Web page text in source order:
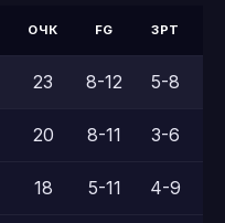
ОЧК FG 3PT
23 8-12 5-8
20 8-11 3-6
18 5-11 4-9